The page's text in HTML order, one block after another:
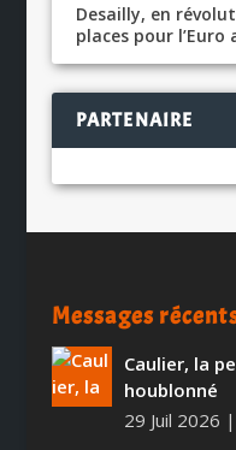
Desailly, en
places pour l’Euro
PARTENAIRE
Messages
Caulier, la
houblonné
29 Juil 2026 |